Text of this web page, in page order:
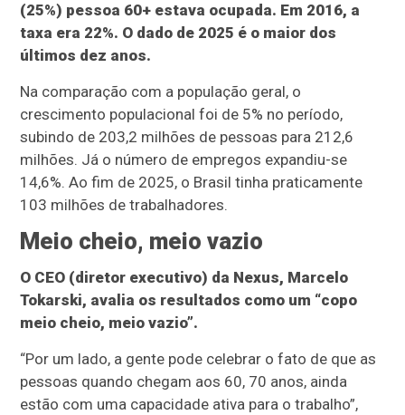
(25%) pessoa 60+ estava ocupada. Em 2016, a
taxa era 22%. O dado de 2025 é o maior dos
últimos dez anos.
Na comparação com a população geral, o
crescimento populacional foi de 5% no período,
subindo de 203,2 milhões de pessoas para 212,6
milhões. Já o número de empregos expandiu-se
14,6%. Ao fim de 2025, o Brasil tinha praticamente
103 milhões de trabalhadores.
Meio cheio, meio vazio
O CEO (diretor executivo) da Nexus, Marcelo
Tokarski, avalia os resultados como um “copo
meio cheio, meio vazio”.
“Por um lado, a gente pode celebrar o fato de que as
pessoas quando chegam aos 60, 70 anos, ainda
estão com uma capacidade ativa para o trabalho”,